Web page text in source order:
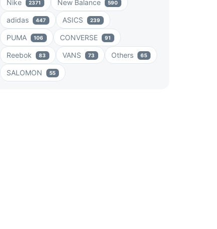
Nike 2371 New Balance 590
adidas 447 ASICS 239
PUMA 106 CONVERSE 91
Reebok 83 VANS 73 Others 65
SALOMON 55